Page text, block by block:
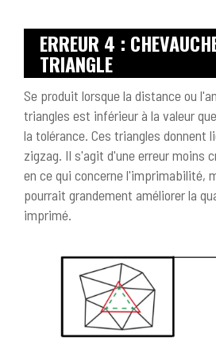
ERREUR 4 :
TRIANGLE
Se produit lorsque la distance ou
triangles est inférieur à la valeur
la tolérance. Ces triangles donnent
zigzag. Il s'agit d'une erreur moins
en ce qui concerne l'imprimabilité,
pourrait grandement améliorer la
imprimé.